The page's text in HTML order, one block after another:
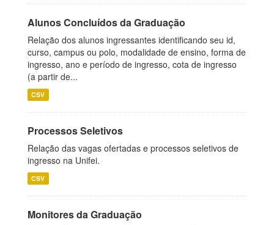
Alunos Concluídos da Graduação
Relação dos alunos ingressantes identificando seu id,
curso, campus ou polo, modalidade de ensino, forma de
ingresso, ano e período de ingresso, cota de ingresso
(a partir de...
CSV
Processos Seletivos
Relação das vagas ofertadas e processos seletivos de
ingresso na Unifei.
CSV
Monitores da Graduação